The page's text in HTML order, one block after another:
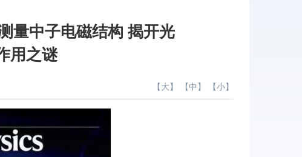
量中子电磁结构 揭开光
用之谜
【 大 】 【 中 】 【 小 】